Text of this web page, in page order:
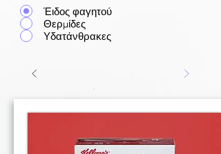
Έιδος φαγητού
Θερμίδες
Υδατάνθρακες